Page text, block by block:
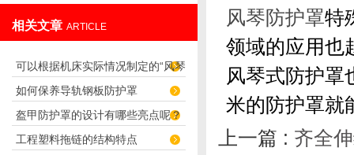
相关文章 ARTICLE
可以根据机床实际情况制定的“风琴
导轨防护罩”
如何保养导轨钢板防护罩
盔甲防护罩的设计有哪些亮点呢？
工程塑料拖链的结构特点
风琴防护罩特
领域的应用也
风琴式防护罩
米的防护罩就
上一篇 : 齐全